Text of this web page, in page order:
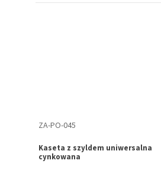
ZA-ME-012
Zatrzask balkonowy z rolką, profil
okienny Brugmann / Veka